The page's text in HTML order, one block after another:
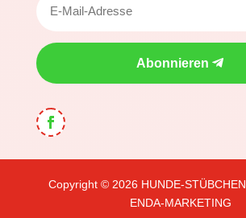
Abonnieren
Copyright © 2026 HUNDE-STÜBCHEN
ENDA-MARKETING